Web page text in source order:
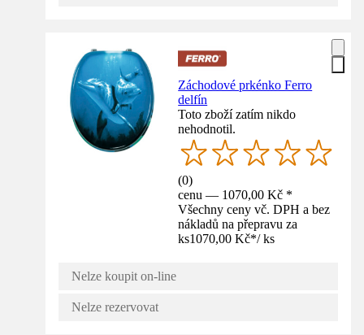
Záchodové prkénko Ferro
delfín
Toto zboží zatím nikdo
nehodnotil.
(0)
cenu — 1070,00 Kč *
Všechny ceny vč. DPH a bez
nákladů na přepravu za
ks1070,00 Kč*/ ks
Nelze koupit on-line
Nelze rezervovat